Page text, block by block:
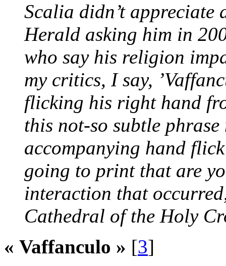
Scalia didn’t appreciate
Herald asking him in
who say his religion
my critics, I say,
flicking his right hand
this not-so subtle
accompanying hand
going to print that are
interaction that
Cathedral of the Holy
« Vaffanculo » [3]